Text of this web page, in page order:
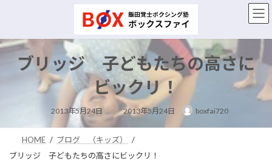
ン
ー
ブリッジ 子どもたちの高さに
ビックリ！
2013年5月24日
最
終
新
時
2013年5月24日 boxfai720
HOME
ブログ （キッズ）
ブリッジ 子どもたちの高さにビックリ！